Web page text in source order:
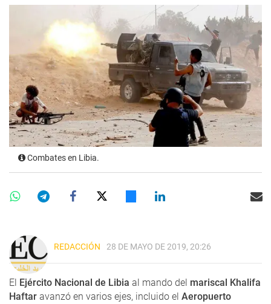
Combates en Libia.
REDACCIÓN 28 DE MAYO DE 2019, 20:26
El Ejército Nacional de Libia al mando del mariscal Khalifa
Haftar avanzó en varios ejes, incluido el Aeropuerto